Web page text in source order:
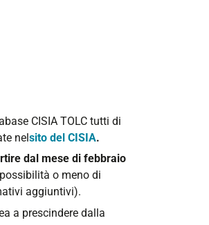
CISIA TOLC tutti di
nelsito del CISIA.
dal mese di febbraio
o meno di
aggiuntivi).
a prescindere dalla